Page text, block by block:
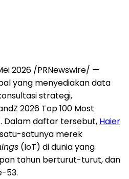
2026 /PRNewswire/ —
yang menyediakan data
strategi,
2026 Top 100 Most
Dalam daftar tersebut, Haier
satunya merek
(IoT) di dunia yang
tahun berturut-turut, dan
53.